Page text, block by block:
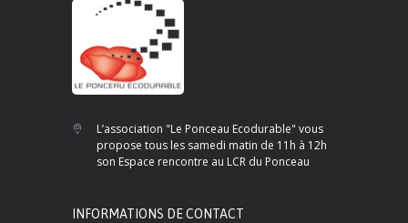
L’association "Le Ponceau Ecodurable" vous
propose tous les samedi matin de 11h à 12h
son Espace rencontre au LCR du Ponceau
INFORMATIONS DE CONTACT